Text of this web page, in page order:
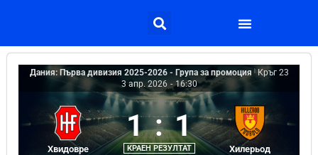
Дания: Първа дивизия 2025-2026 - Група за промоция | Кръг 23
3 апр. 2026 - 16:30
Хвидовре
1 : 1
КРАЕН РЕЗУЛТАТ Хилерьод